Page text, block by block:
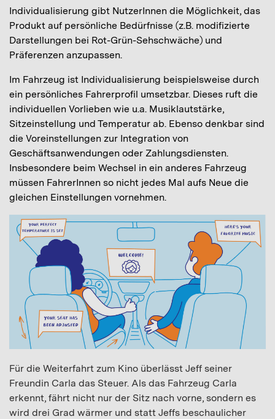
Individualisierung gibt NutzerInnen die Möglichkeit, das
Produkt auf persönliche Bedürfnisse (z.B. modifizierte
Darstellungen bei Rot-Grün-Sehschwäche) und
Präferenzen anzupassen.
Im Fahrzeug ist Individualisierung beispielsweise durch
ein persönliches Fahrerprofil umsetzbar. Dieses ruft die
individuellen Vorlieben wie u.a. Musiklautstärke,
Sitzeinstellung und Temperatur ab. Ebenso denkbar sind
die Voreinstellungen zur Integration von
Geschäftsanwendungen oder Zahlungsdiensten.
Insbesondere beim Wechsel in ein anderes Fahrzeug
müssen FahrerInnen so nicht jedes Mal aufs Neue die
gleichen Einstellungen vornehmen.
Für die Weiterfahrt zum Kino überlässt Jeff seiner
Freundin Carla das Steuer. Als das Fahrzeug Carla
erkennt, fährt nicht nur der Sitz nach vorne, sondern es
wird drei Grad wärmer und statt Jeffs beschaulicher